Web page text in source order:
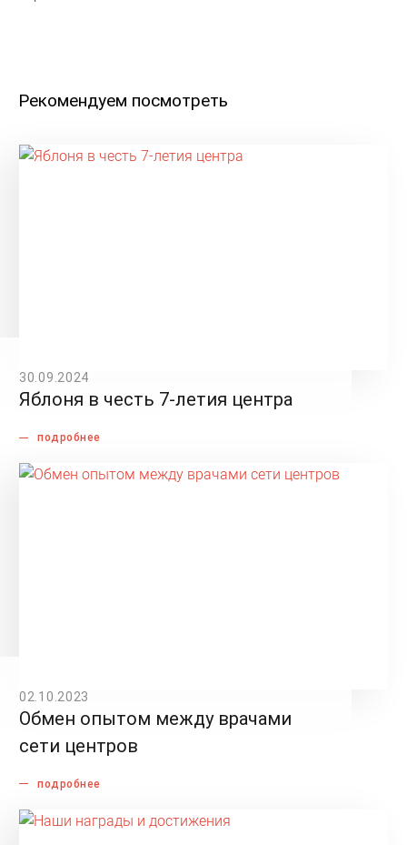
Рекомендуем посмотреть
30.09.2024
Яблоня в честь 7-летия центра
подробнее
02.10.2023
Обмен опытом между врачами
сети центров
подробнее